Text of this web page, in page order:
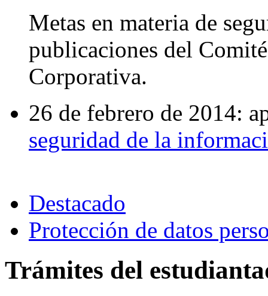
Metas en materia de
publicaciones del
Corporativa.
26 de febrero de 2014:
seguridad de la
Destacado
Protección de datos
Trámites del